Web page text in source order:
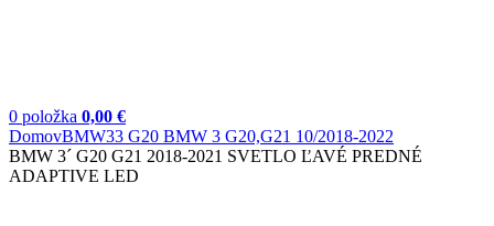
0 položka 0,00 €
DomovBMW33 G20 BMW 3 G20,G21 10/2018-2022
BMW 3´ G20 G21 2018-2021 SVETLO ĽAVÉ PREDNÉ
ADAPTIVE LED